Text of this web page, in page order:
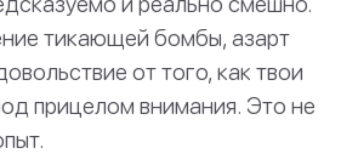
тикающей бомбы, азарт
от того, как твои
прицелом внимания. Это не